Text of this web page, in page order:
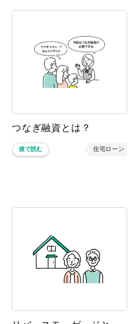
つなぎ融資とは？
後で読む 住宅ローン